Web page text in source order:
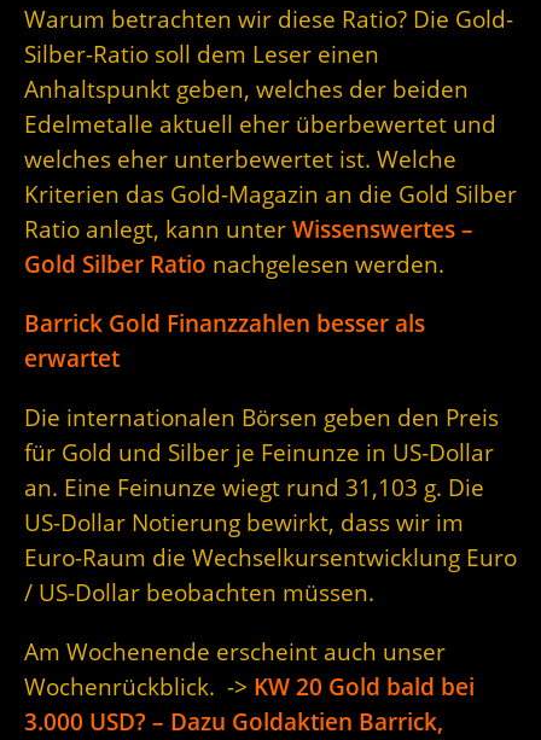
Warum betrachten wir diese Ratio? Die Gold-
Silber-Ratio soll dem Leser einen
Anhaltspunkt geben, welches der beiden
Edelmetalle aktuell eher überbewertet und
welches eher unterbewertet ist. Welche
Kriterien das Gold-Magazin an die Gold Silber
Ratio anlegt, kann unter Wissenswertes –
Gold Silber Ratio nachgelesen werden.
Barrick Gold Finanzzahlen besser als
erwartet
Die internationalen Börsen geben den Preis
für Gold und Silber je Feinunze in US-Dollar
an. Eine Feinunze wiegt rund 31,103 g. Die
US-Dollar Notierung bewirkt, dass wir im
Euro-Raum die Wechselkursentwicklung Euro
/ US-Dollar beobachten müssen.
Am Wochenende erscheint auch unser
Wochenrückblick. -> KW 20 Gold bald bei
3.000 USD? – Dazu Goldaktien Barrick,